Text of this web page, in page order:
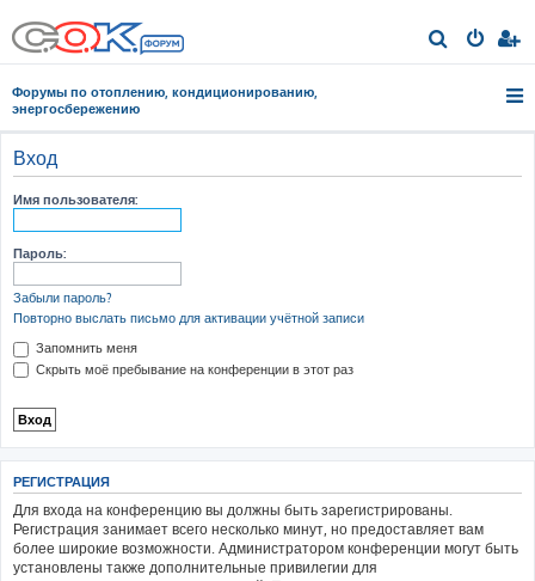
о
Форумы по отоплению, кондиционированию,
энергосбережению
Вход
Имя пользователя:
Пароль:
Забыли пароль?
Повторно выслать письмо для активации учётной записи
Запомнить меня
Скрыть моё пребывание на конференции в этот раз
РЕГИСТРАЦИЯ
Для входа на конференцию вы должны быть зарегистрированы.
Регистрация занимает всего несколько минут, но предоставляет вам
более широкие возможности. Администратором конференции могут быть
установлены также дополнительные привилегии для